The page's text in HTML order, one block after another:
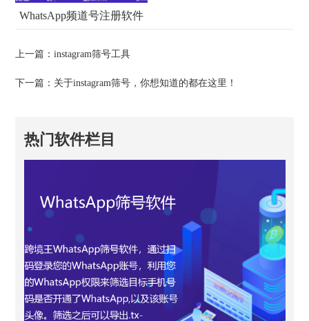
WhatsApp频道号注册软件
上一篇：instagram筛号工具
下一篇： 关于instagram筛号，你想知道的都在这里！
热门软件栏目